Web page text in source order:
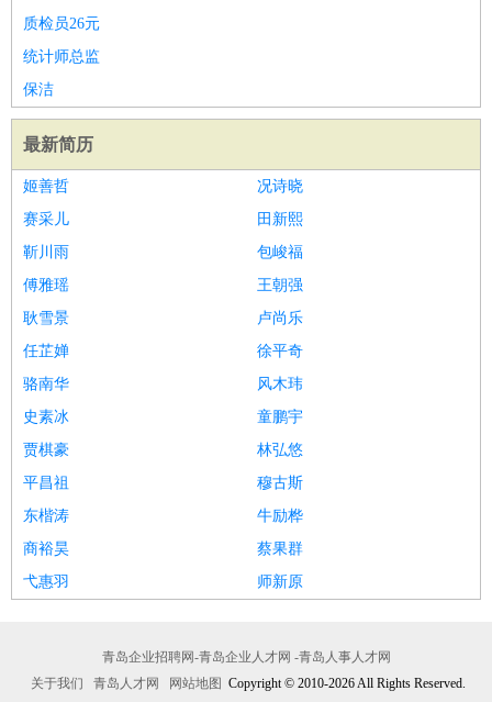
质检员26元
统计师总监
保洁
最新简历
姬善哲
况诗晓
赛采儿
田新熙
靳川雨
包峻福
傅雅瑶
王朝强
耿雪景
卢尚乐
任芷婵
徐平奇
骆南华
风木玮
史素冰
童鹏宇
贾棋豪
林弘悠
平昌祖
穆古斯
东楷涛
牛励桦
商裕昊
蔡果群
弋惠羽
师新原
青岛企业招聘网-青岛企业人才网 -青岛人事人才网
关于我们
青岛人才网 网站地图 Copyright © 2010-2026 All Rights Reserved.